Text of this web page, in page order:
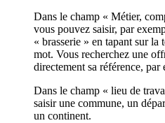
Dans le champ « Métier,
vous pouvez saisir, par
« brasserie » en tapant sur la
mot. Vous recherchez une
directement sa référence,
Dans le champ « lieu de
saisir une commune, un
un continent.